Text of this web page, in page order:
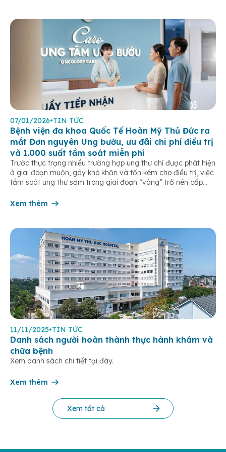
07/01/2026•TIN TỨC
Bệnh viện đa khoa Quốc Tế Hoàn Mỹ Thủ Đức ra
mắt Đơn nguyên Ung bướu, ưu đãi chi phí điều trị
và 1.000 suất tầm soát miễn phí
Trước thực trạng nhiều trường hợp ung thư chỉ được phát hiện
ở giai đoạn muộn, gây khó khăn và tốn kém cho điều trị, việc
tầm soát ung thư sớm trong giai đoạn “vàng” trở nên cấp
khu Đông TP.HCM, […]
Xem thêm
11/11/2025•TIN TỨC
Danh sách người hoàn thành thực hành khám và
chữa bệnh
Xem danh sách chi tiết tại đây.
Xem thêm
Xem tất cả